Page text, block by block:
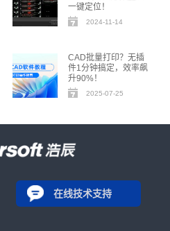
一键定位！
2024-11-14
CAD批量打印？无插
件1分钟搞定，效率飙
升90%！
2025-07-25
在线技术支持